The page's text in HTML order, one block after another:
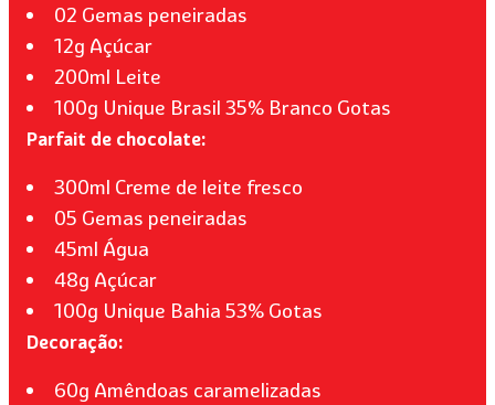
02 Gemas peneiradas
12g Açúcar
200ml Leite
100g Unique Brasil 35% Branco Gotas
Parfait de chocolate:
300ml Creme de leite fresco
05 Gemas peneiradas
45ml Água
48g Açúcar
100g Unique Bahia 53% Gotas
Decoração:
60g Amêndoas caramelizadas